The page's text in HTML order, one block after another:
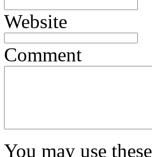
Website
Comment
You may use these